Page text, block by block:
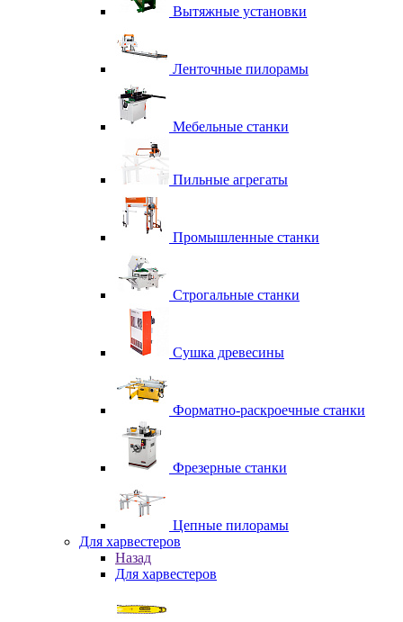
Вытяжные установки
Ленточные пилорамы
Мебельные станки
Пильные агрегаты
Промышленные станки
Строгальные станки
Сушка древесины
Форматно-раскроечные станки
Фрезерные станки
Цепные пилорамы
Для харвестеров
Назад
Для харвестеров